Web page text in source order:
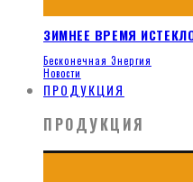
ЗИМНЕЕ ВРЕМЯ
Бесконечная Энергия
Новости
ПРОДУКЦИЯ
ПРОДУКЦИЯ